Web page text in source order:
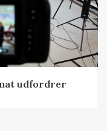
udfordrer